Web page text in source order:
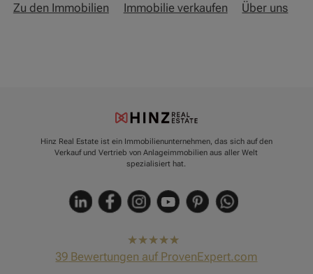
Zu den Immobilien Immobilie verkaufen Über uns
Hinz Real Estate ist ein Immobilienunternehmen, das sich auf den
Verkauf und Vertrieb von Anlageimmobilien aus aller Welt
spezialisiert hat.
hat4,91
von5
39 Bewertungen auf ProvenExpert.com